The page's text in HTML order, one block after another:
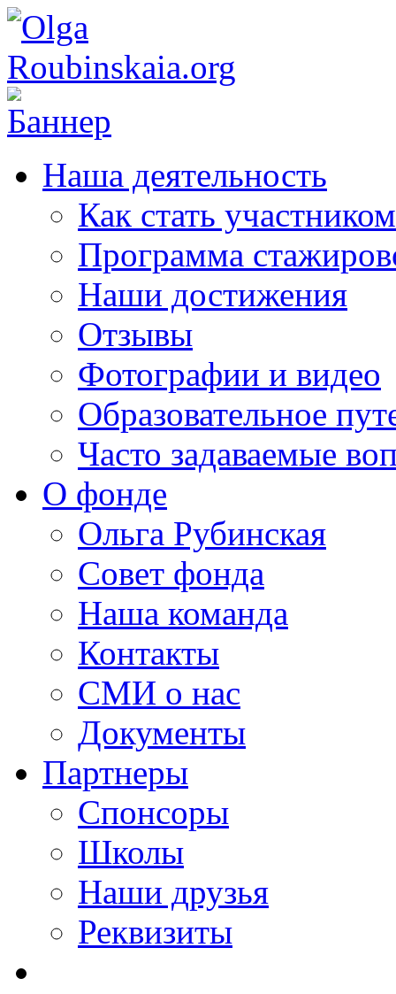
Наша деятельность
Как стать участником
Программа
Наши достижения
Отзывы
Фотографии и видео
Образовательное
Часто задаваемые
О фонде
Ольга Рубинская
Совет фонда
Наша команда
Контакты
СМИ о нас
Документы
Партнеры
Спонсоры
Школы
Наши друзья
Реквизиты